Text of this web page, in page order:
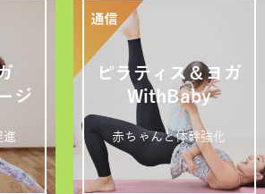
ジ
進
ピラティス＆ヨガ
WithBaby
赤ちゃんと体幹強化